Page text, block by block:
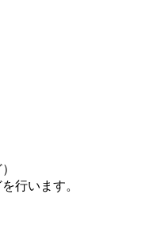
行います。